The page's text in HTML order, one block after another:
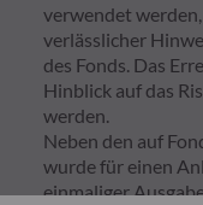
verwendet
verlässlicher
des Fonds. Das
Hinblick auf das
werden.
Neben den auf
wurde für einen
einmaliger